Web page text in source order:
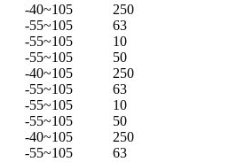
-40~105
250
-55~105
63
-55~105
10
-55~105
50
-40~105
250
-55~105
63
-55~105
10
-55~105
50
-40~105
250
-55~105
63